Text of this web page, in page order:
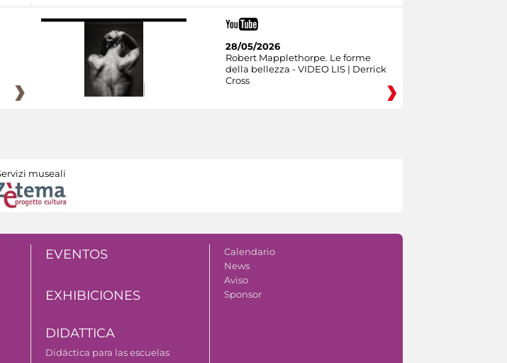
28/05/2026
Robert Mapplethorpe. Le forme
della bellezza - VIDEO LIS | Derrick
Cross
museali
EVENTOS
EXHIBICIONES
DIDATTICA
Didáctica para las escuelas
Calendario
News
Aviso
Sponsor